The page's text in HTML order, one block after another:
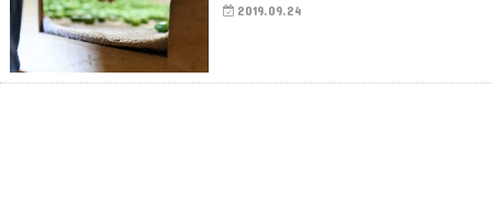
2019.09.24